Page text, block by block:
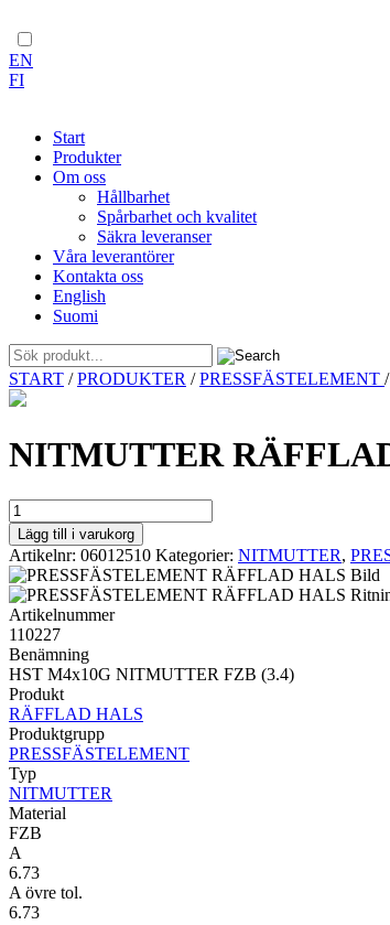
EN
FI
Start
Produkter
Om oss
Hållbarhet
Spårbarhet och kvalitet
Säkra leveranser
Våra leverantörer
Kontakta oss
English
Suomi
Skip
to
START /PRODUKTER /PRESSFÄSTELEMENT /
NITMUTTER
NITMUTTER
RÄFFLAD
HALS
HST
M4x10G
NITMUTTER
FZB
(3.4)
mängd
Lägg till i varukorg
Artikelnr: 06012510 Kategorier: NITMUTTER,
Artikelnummer
110227
Benämning
HST M4x10G NITMUTTER FZB (3.4)
Produkt
RÄFFLAD HALS
Produktgrupp
PRESSFÄSTELEMENT
Typ
NITMUTTER
Material
FZB
A
6.73
A övre tol.
6.73